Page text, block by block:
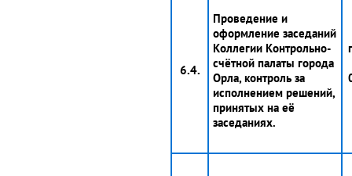
6.4.
Проведение и
оформление заседаний
Коллегии Контрольно-
счётной палаты города
Орла, контроль за
исполнением решений,
принятых на её
заседаниях.